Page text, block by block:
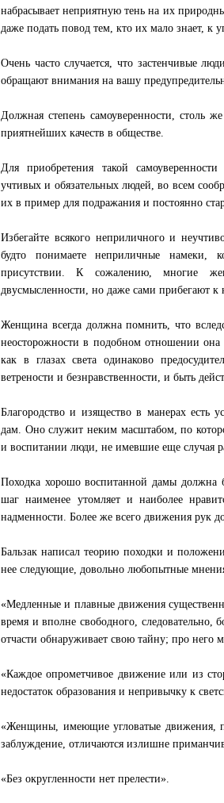
набрасывает неприятную тень на их
даже подать повод тем, кто их мало знает, к
Очень часто случается, что застенчивые
обращают внимания на вашу
Должная степень самоуверенности, столь
приятнейших качеств в обществе.
Для приобретения такой
учтивых и обязательных людей, во всем
их в пример для подражания и постоянно
Избегайте всякого неприличного и
будто понимаете неприличные намеки,
присутствии. К сожалению, многие
двусмысленности, но даже сами прибегают к
Женщина всегда должна помнить, что
неосторожности в подобном отношении она
как в глазах света одинаково
ветрености и безнравственности, и быть
Благородство и изящество в манерах есть
дам. Оно служит неким масштабом, по
и воспитании люди, не имевшие еще случая
Походка хорошо воспитанной дамы
шаг наименее утомляет и наиболее
надменности. Более же всего движения рук
Бальзак написал теорию походки и
нее следующие, довольно любопытные
«Медленные и плавные движения
время и вполне свободного, следовательно,
отчасти обнаруживает свою тайну; про него
«Каждое опрометчивое движение или из
недостаток образования и непривычку к
«Женщины, имеющие угловатые движения,
заблуждение, отличаются излишне
«Без округленности нет прелести».